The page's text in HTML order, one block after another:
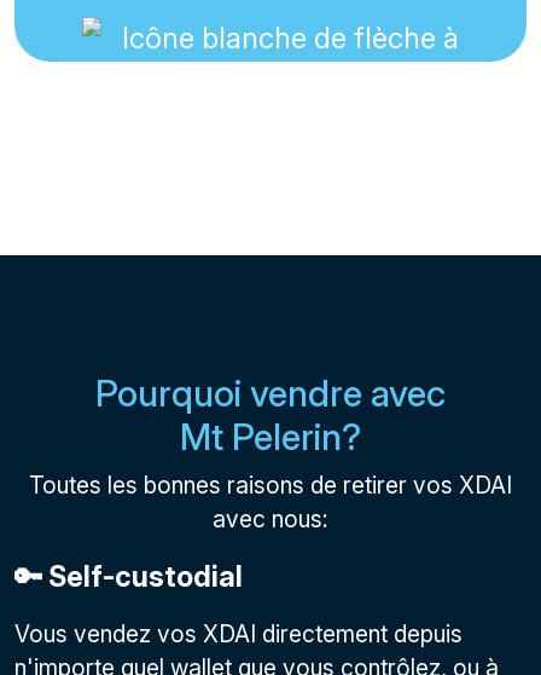
Pourquoi vendre avec
Mt Pelerin?
Toutes les bonnes raisons de retirer vos XDAI
avec nous:
🔑 Self-custodial
Vous vendez vos XDAI directement depuis
n'importe quel wallet que vous contrôlez, ou à